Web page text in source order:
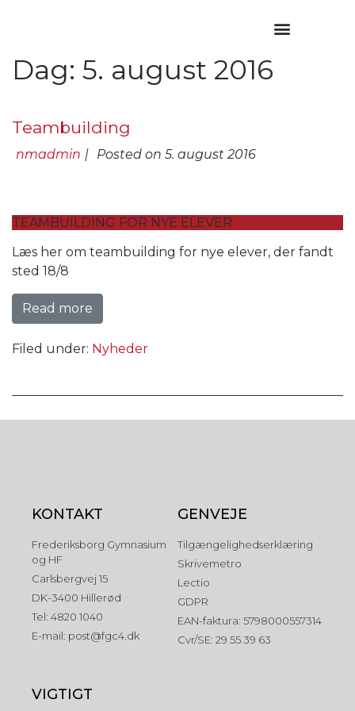
Dag: 5. august 2016
Teambuilding
nmadmin | Posted on 5. august 2016
TEAMBUILDING FOR NYE ELEVER
Læs her om teambuilding for nye elever, der fandt
sted 18/8
Read more
Filed under: Nyheder
KONTAKT
Frederiksborg Gymnasium
og HF
Carlsbergvej 15
DK-3400 Hillerød
Tel: 4820 1040
E-mail: post@fgc4.dk
GENVEJE
Tilgængelighedserklæring
Skrivemetro
Lectio
GDPR
EAN-faktura: 5798000557314
Cvr/SE: 29 55 39 63
VIGTIGT